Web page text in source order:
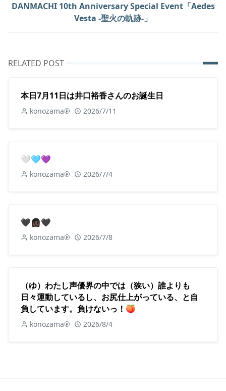
DANMACHI 10th Anniversary Special Event「Aedes
Vesta -聖火の軌跡-」
RELATED POST
本日7月11日は井口裕香さんのお誕生日
konozama℗ 2026/7/11
🤍🩵💜
konozama℗ 2026/7/4
🖤👩🏿🖤
konozama℗ 2026/7/8
（ゆ）わたし声優界の中では（狭い）誰よりも
日々運動しているし、お尻仕上がっている、と自
負しています。負けないっ！🍑
konozama℗ 2026/8/4